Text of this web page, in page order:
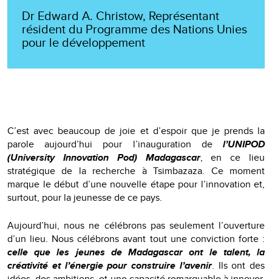
Dr Edward A. Christow, Représentant
résident du Programme des Nations Unies
pour le développement
C’est avec beaucoup de joie et d’espoir que je prends la
parole aujourd’hui pour l’inauguration de l’UNIPOD
(University Innovation Pod) Madagascar, en ce lieu
stratégique de la recherche à Tsimbazaza. Ce moment
marque le début d’une nouvelle étape pour l’innovation et,
surtout, pour la jeunesse de ce pays.
Aujourd’hui, nous ne célébrons pas seulement l’ouverture
d’un lieu. Nous célébrons avant tout une conviction forte :
celle que les jeunes de Madagascar ont le talent, la
créativité et l’énergie pour construire l’avenir. Ils ont des